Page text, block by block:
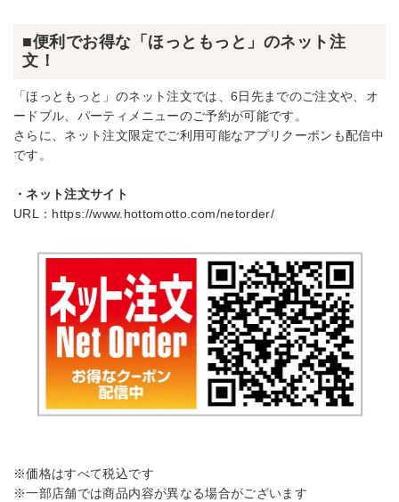
■便利でお得な「ほっともっと」のネット注
文！
「ほっともっと」のネット注文では、6日先までのご注文や、オ
ードブル、パーティメニューのご予約が可能です。
さらに、ネット注文限定でご利用可能なアプリクーポンも配信中
です。
・ネット注文サイト
URL： https://www.hottomotto.com/netorder/
※価格はすべて税込です
※一部店舗では商品内容が異なる場合がございます